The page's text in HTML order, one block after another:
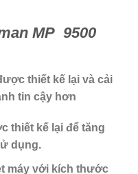
MP 9500
thiết kế lại và cải
tin cậy hơn
thiết kế lại để tăng
dụng.
máy với kích thước